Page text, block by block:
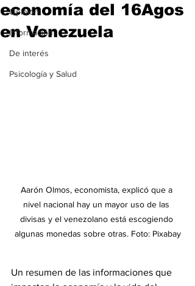
Opinión
Información
De interés
Psicología y Salud
economía del 16Agos
en Venezuela
Aarón Olmos, economista, explicó que a
nivel nacional hay un mayor uso de las
divisas y el venezolano está escogiendo
algunas monedas sobre otras. Foto: Pixabay
Un resumen de las informaciones que